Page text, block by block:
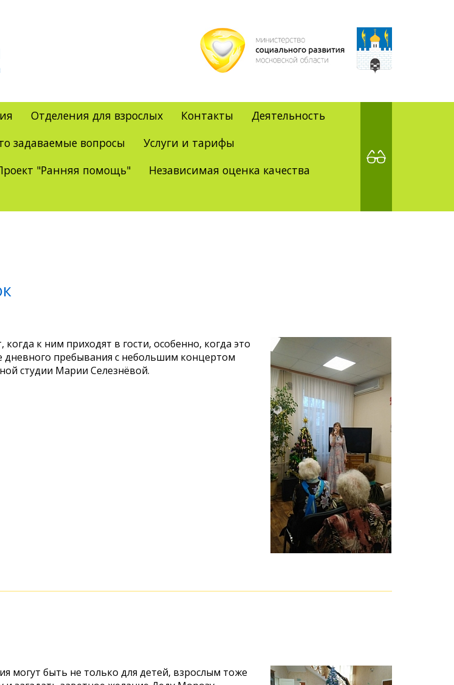
Отделения для взрослых Контакты
Деятельность
задаваемые вопросы
Услуги и тарифы
"Ранняя помощь"
Независимая оценка качества
к ним приходят в гости, особенно, когда это
дневного пребывания с небольшим концертом
студии Марии Селезнёвой.
могут быть не только для детей, взрослым тоже